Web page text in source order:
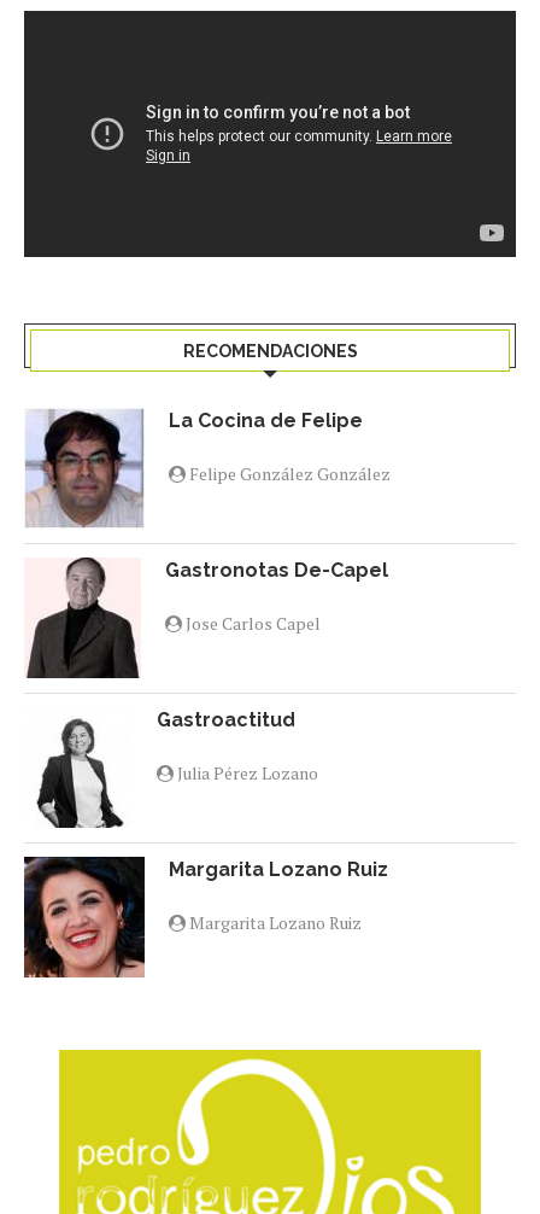
RECOMENDACIONES
La Cocina de Felipe
Felipe González González
Gastronotas De-Capel
Jose Carlos Capel
Gastroactitud
Julia Pérez Lozano
Margarita Lozano Ruiz
Margarita Lozano Ruiz